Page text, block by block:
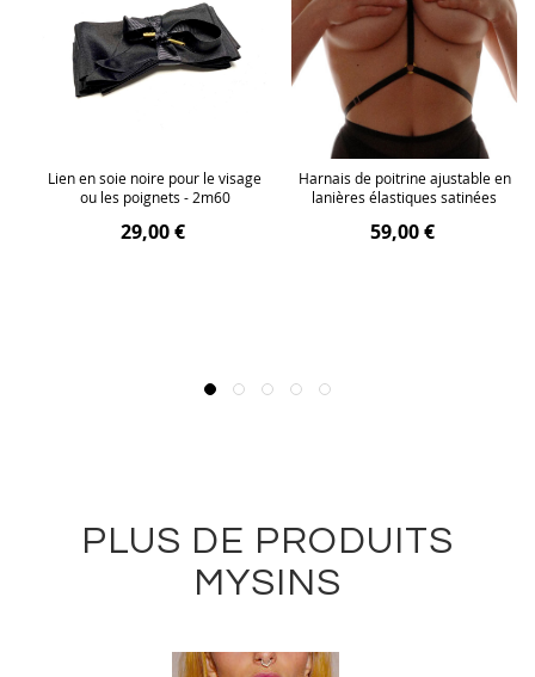
Lien en soie noire pour le visage
ou les poignets - 2m60
29,00 €
Harnais de poitrine ajustable en
lanières élastiques satinées
59,00 €
PLUS DE PRODUITS
MYSINS